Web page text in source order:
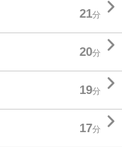
21分 
20分 
19分 
17分 